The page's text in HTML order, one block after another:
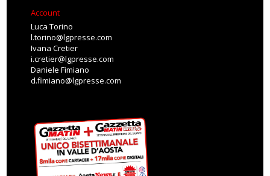
Account
Luca Torino
l.torino@lgpresse.com
Ivana Cretier
i.cretier@lgpresse.com
Daniele Fimiano
d.fimiano@lgpresse.com